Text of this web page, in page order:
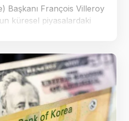
Başkanı François Villeroy
küresel piyasalardaki